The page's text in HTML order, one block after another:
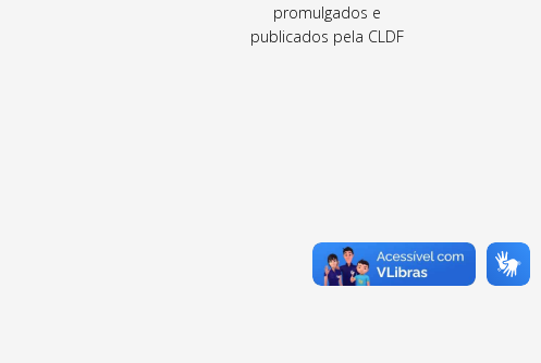
promulgados e
publicados pela CLDF